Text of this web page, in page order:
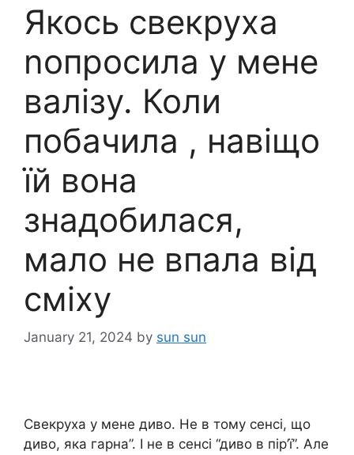
Якось свекруха
nопросила у мене
валізу. Коли
побачила , навіщо
їй вона
знадобилася,
мало не впала від
сміху
January 21, 2024 by sun sun
Свекруха у мене диво. Не в тому сенсі, що
диво, яка гарна”. І не в сенсі “диво в пір’ї”. Але